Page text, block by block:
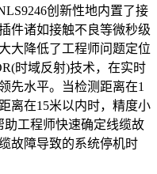
创新性地内置了接
件诸如接触不良等微秒级
大降低了工程师问题定位
时域反射)技术，在实时
先水平。当检测距离在1
离在15米以内时，精度小
工程师快速确定线缆故
故障导致的系统停机时